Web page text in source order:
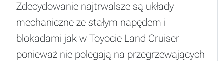
Zdecydowanie najtrwalsze są układy
mechaniczne ze stałym napędem i
blokadami jak w Toyocie Land Cruiser
ponieważ nie polegają na przegrzewających